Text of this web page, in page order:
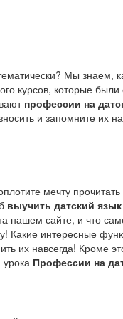
Мы знаем,
курсов, которые
профессии на
и запомните их
мечту
выучить датский язык
нашем сайте, и что
Какие интересные
их навсегда! Кроме
Профессии на